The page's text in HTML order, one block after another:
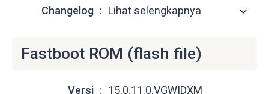
Changelog
Lihat selengkapnya
Fastboot ROM (flash file)
Versi
15.0.11.0.VGWIDXM